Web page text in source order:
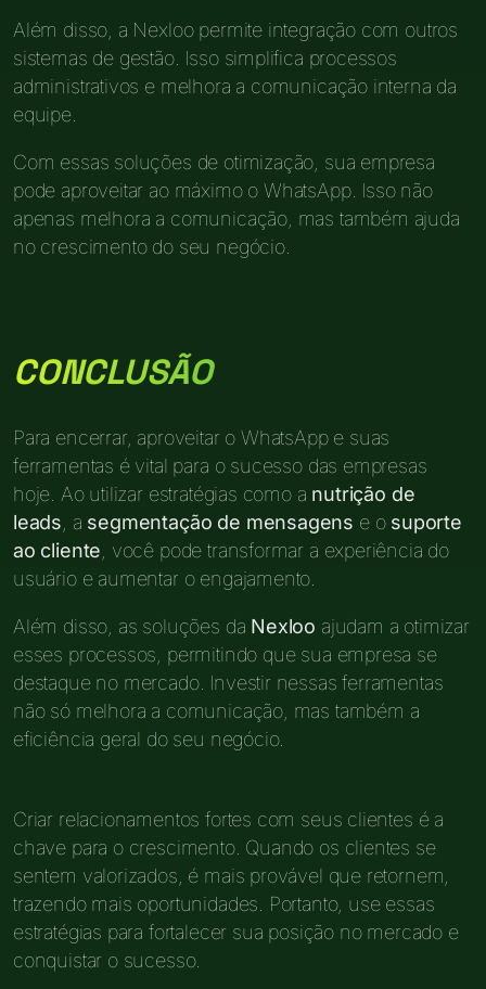
Além disso, a Nexloo permite integração com outros
sistemas de gestão. Isso simplifica processos
administrativos e melhora a comunicação interna da
equipe.
Com essas soluções de otimização, sua empresa
pode aproveitar ao máximo o WhatsApp. Isso não
apenas melhora a comunicação, mas também ajuda
no crescimento do seu negócio.
CONCLUSÃO
Para encerrar, aproveitar o WhatsApp e suas
ferramentas é vital para o sucesso das empresas
hoje. Ao utilizar estratégias como a nutrição de
leads , a segmentação de mensagens e o suporte
ao cliente , você pode transformar a experiência do
usuário e aumentar o engajamento.
Além disso, as soluções da Nexloo ajudam a otimizar
esses processos, permitindo que sua empresa se
destaque no mercado. Investir nessas ferramentas
não só melhora a comunicação, mas também a
eficiência geral do seu negócio.
Criar relacionamentos fortes com seus clientes é a
chave para o crescimento. Quando os clientes se
sentem valorizados, é mais provável que retornem,
trazendo mais oportunidades. Portanto, use essas
estratégias para fortalecer sua posição no mercado e
conquistar o sucesso.